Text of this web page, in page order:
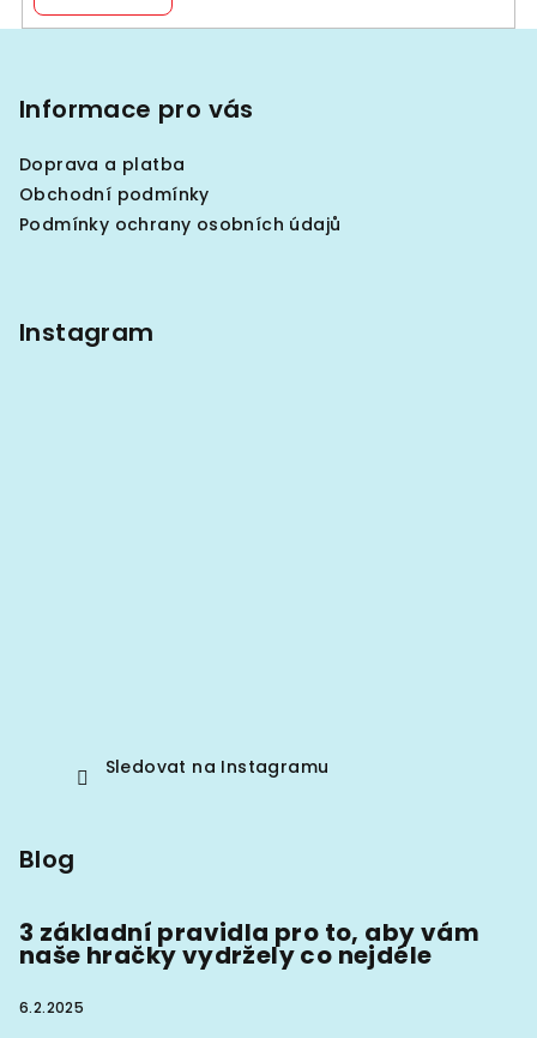
Informace pro vás
Doprava a platba
Obchodní podmínky
Podmínky ochrany osobních údajů
Instagram
Sledovat na Instagramu
Blog
3 základní pravidla pro to, aby vám
naše hračky vydržely co nejdéle
6.2.2025